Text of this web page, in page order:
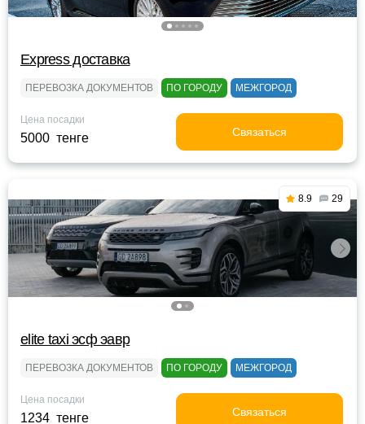
Express доставка
ПЕРЕВОЗКА ДОКУМЕНТОВ ПО ГОРОДУ МЕЖГОРОД
Цена посадки
5000 тенге Связаться
8.9 29
elite taxi эсф эавр
ПЕРЕВОЗКА ДОКУМЕНТОВ ПО ГОРОДУ МЕЖГОРОД
Цена посадки
1234 тенге Связаться